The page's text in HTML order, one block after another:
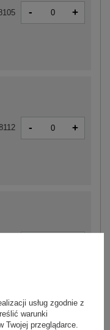
- +
- +
usług zgodnie z
warunki
Twojej przeglądarce.